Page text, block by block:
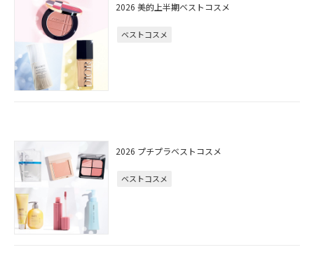
2026 美的上半期ベストコスメ
ベストコスメ
2026 プチプラベストコスメ
ベストコスメ